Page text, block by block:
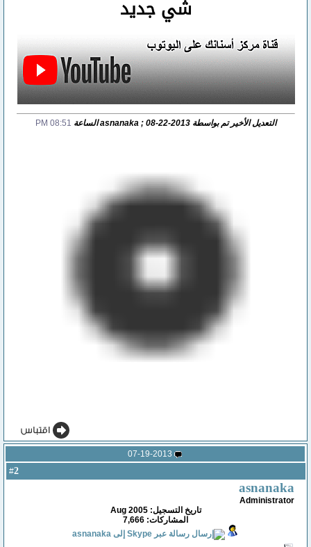
شي جديد
التعديل الأخير تم بواسطة asnanaka ; 08-22-2013 الساعة 08:51 PM
07-19-2013
2
asnanaka
Administrator
تاريخ التسجيل: Aug 2005
المشاركات: 7,666